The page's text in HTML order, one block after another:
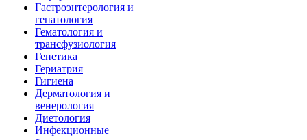
Гастроэнтерология и
гепатология
Гематология и
трансфузиология
Генетика
Гериатрия
Гигиена
Дерматология и
венерология
Диетология
Инфекционные